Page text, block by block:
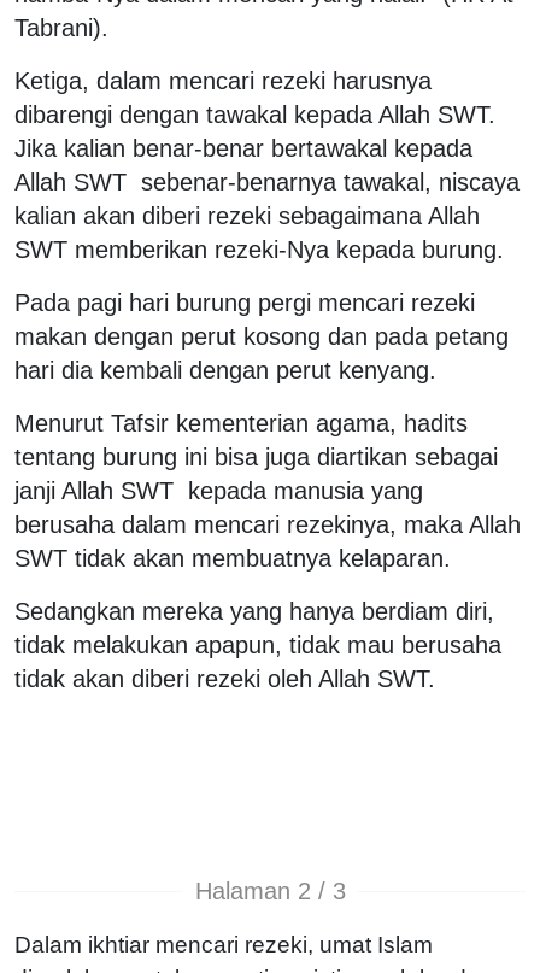
Tabrani).
Ketiga, dalam mencari rezeki harusnya
dibarengi dengan tawakal kepada Allah SWT.
Jika kalian benar-benar bertawakal kepada
Allah SWT sebenar-benarnya tawakal, niscaya
kalian akan diberi rezeki sebagaimana Allah
SWT memberikan rezeki-Nya kepada burung.
Pada pagi hari burung pergi mencari rezeki
makan dengan perut kosong dan pada petang
hari dia kembali dengan perut kenyang.
Menurut Tafsir kementerian agama, hadits
tentang burung ini bisa juga diartikan sebagai
janji Allah SWT kepada manusia yang
berusaha dalam mencari rezekinya, maka Allah
SWT tidak akan membuatnya kelaparan.
Sedangkan mereka yang hanya berdiam diri,
tidak melakukan apapun, tidak mau berusaha
tidak akan diberi rezeki oleh Allah SWT.
Halaman 2 / 3
Dalam ikhtiar mencari rezeki, umat Islam